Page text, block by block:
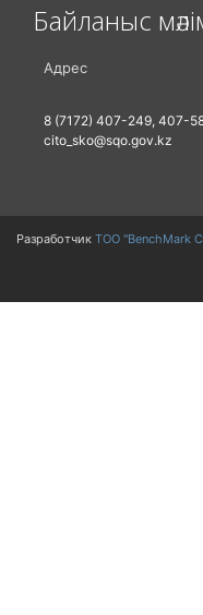
Байланыс
Адрес
8 (7172) 407-249, 407-
cito_sko@sqo.gov.kz
Разработчик ТОО "BenchMark